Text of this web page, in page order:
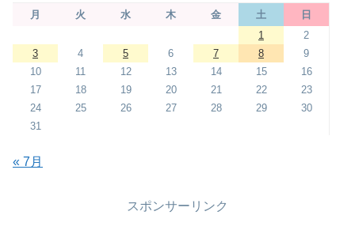
月 火 水 木 金 土
日
1
2
3
4 5 6 7 8
9
10
11 12 13 14 15
16
17
18 19 20 21 22
23
24
25 26 27 28 29
30
31
« 7月
スポンサーリンク